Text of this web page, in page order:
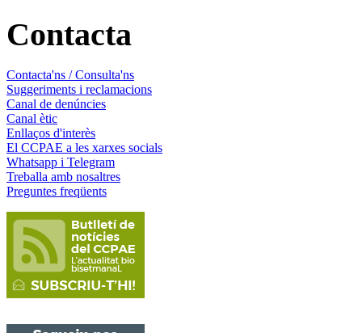
Contacta
Contacta'ns / Consulta'ns
Suggeriments i reclamacions
Canal de denúncies
Canal ètic
Enllaços d'interès
El CCPAE a les xarxes socials
Whatsapp i Telegram
Treballa amb nosaltres
Preguntes freqüents